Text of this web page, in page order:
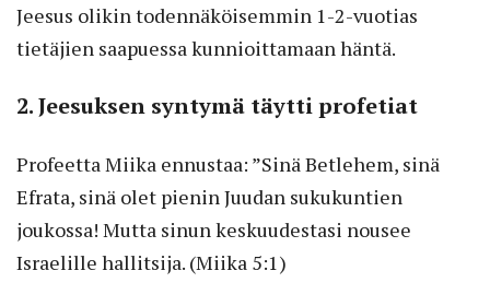
Jeesus olikin todennäköisemmin 1-2-vuotias
tietäjien saapuessa kunnioittamaan häntä.
2. Jeesuksen syntymä täytti profetiat
Profeetta Miika ennustaa: ”Sinä Betlehem, sinä
Efrata, sinä olet pienin Juudan sukukuntien
joukossa! Mutta sinun keskuudestasi nousee
Israelille hallitsija. (Miika 5:1)